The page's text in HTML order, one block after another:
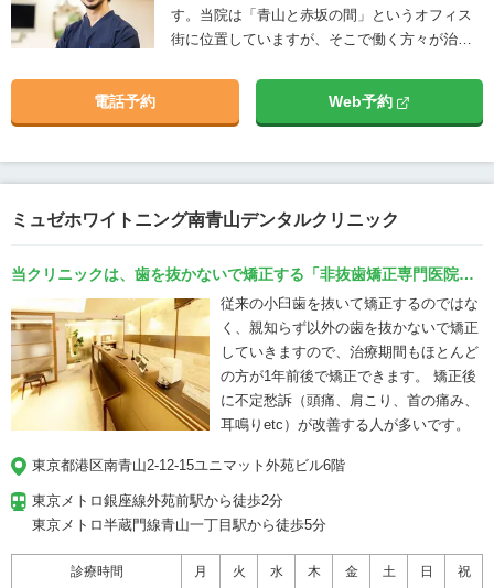
す。当院は「青山と赤坂の間」というオフィス
街に位置していますが、そこで働く方々が治療
す。 この医院を開業したときに目指したのは、
「歯科医院らしくない歯医者」「自分が通いた
者」の重厚で独特な雰囲気が苦手で、「医者と
患者」という壁の厚い関係にも違和感がありま
した。「自分が開業するときには、明るい雰囲
気のリラックスできるような空間にし、患者さ
した。そんな考えをもとにオープンさせたの
が、現在のこの歯医者です。 前院長から引き継
ぐ形でスタートしましたが、おかげさまで、そ
れまでの患者さんにも新たな患者さんにも、毎
日多くの方にご来院いただいています。
電話予約 Web予約
ミュゼホワイトニング南青山デンタルクリニック
東京都港区南青山2-12-15ユニマット外苑ビル6階
東京メトロ銀座線外苑前駅から徒歩2分
東京メトロ半蔵門線青山一丁目駅から徒歩5分
診療時間 月 火 水 木 金 土 日 祝
当クリニックは、歯を抜かないで矯正する「非抜歯矯正専門医院」
です。
従来の小臼歯を抜いて矯正するのではな
く、親知らず以外の歯を抜かないで矯正
していきますので、治療期間もほとんど
の方が1年前後で矯正できます。 矯正後
に不定愁訴（頭痛、肩こり、首の痛み、
耳鳴りetc）が改善する人が多いです。